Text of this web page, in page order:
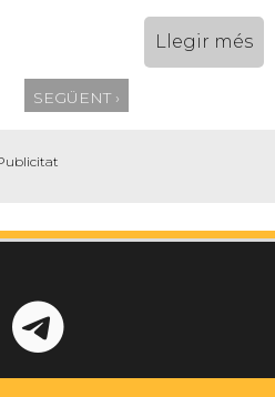
Llegir més
SEGÜENT ›